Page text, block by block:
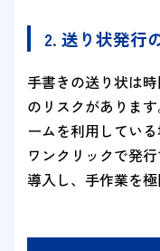
2. 送り状発行
手書きの送り状は
のリスクがありま
ームを利用してい
ワンクリックで発
導入し、手作業を極